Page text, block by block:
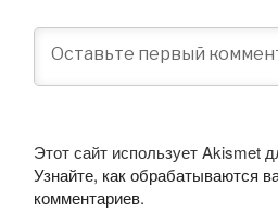
Этот сайт использует Akismet
Узнайте, как обрабатываются
комментариев.